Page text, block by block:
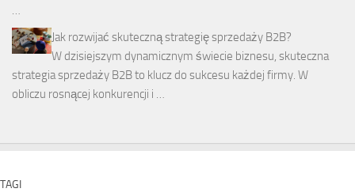
…
Jak rozwijać skuteczną strategię sprzedaży B2B?
W dzisiejszym dynamicznym świecie biznesu, skuteczna
strategia sprzedaży B2B to klucz do sukcesu każdej firmy. W
obliczu rosnącej konkurencji i …
TAGI